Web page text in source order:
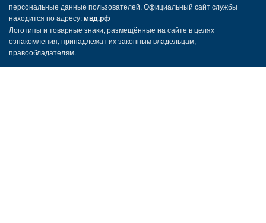
персональные данные пользователей. Официальный сайт службы
находится по адресу:мвд.рф
Логотипы и товарные знаки, размещённые на сайте в целях
ознакомления, принадлежат их законным владельцам,
правообладателям.